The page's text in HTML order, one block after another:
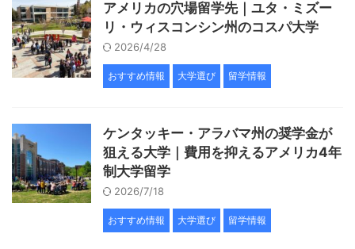
アメリカの穴場留学先｜ユタ・ミズー
リ・ウィスコンシン州のコスパ大学
2026/4/28
おすすめ情報 大学選び 留学情報
ケンタッキー・アラバマ州の奨学金が
狙える大学｜費用を抑えるアメリカ4年
制大学留学
2026/7/18
おすすめ情報 大学選び 留学情報